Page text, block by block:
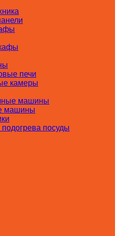
печи
камеры
машины
машины
посуды